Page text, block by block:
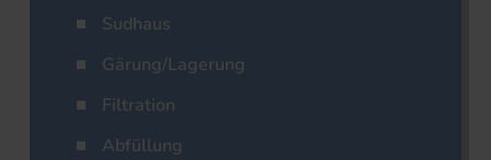
Sudhaus
Gärung/Lagerung
Filtration
Abfüllung